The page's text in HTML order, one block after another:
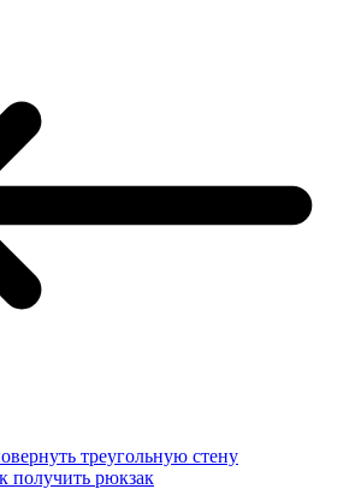
треугольную стену
получить рюкзак